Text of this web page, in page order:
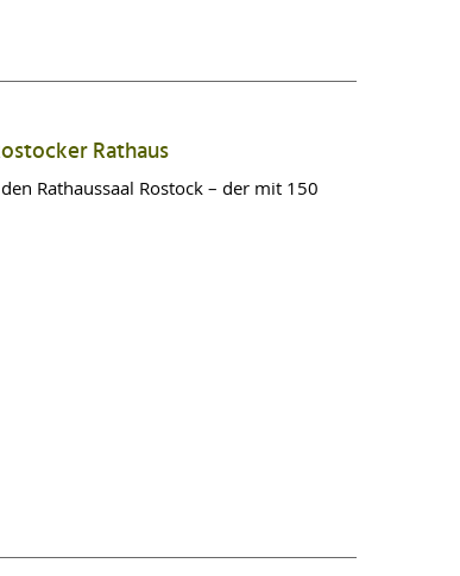
Rathaus
Rathaussaal Rostock – der mit 150